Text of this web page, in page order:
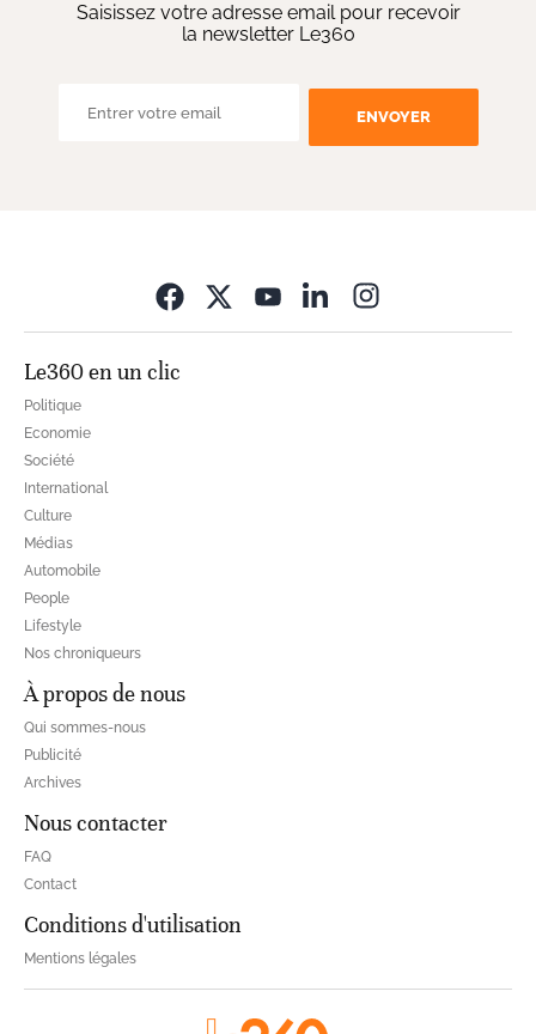
Saisissez votre adresse email pour recevoir
la newsletter Le360
ENVOYER
Le360 en un clic
Politique
Economie
Société
International
Culture
Médias
Automobile
People
Lifestyle
Nos chroniqueurs
À propos de nous
Qui sommes-nous
Publicité
Archives
Nous contacter
FAQ
Contact
Conditions d'utilisation
Mentions légales